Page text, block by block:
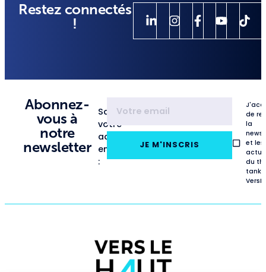
Restez connectés
!
Abonnez-
vous à
notre
newsletter
Saisissez
votre
adresse
email
:
JE M'INSCRIS
de
la
et les
du
tank